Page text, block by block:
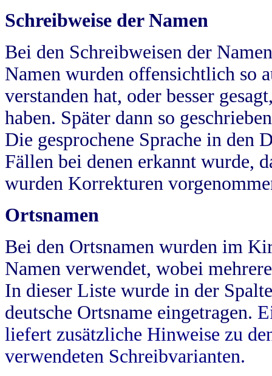
Schreibweise der Namen
Bei den Schreibweisen der
Namen wurden offensichtlich so
verstanden hat, oder besser
haben. Später dann so
Die gesprochene Sprache in
Fällen bei denen erkannt wurde,
wurden Korrekturen
Ortsnamen
Bei den Ortsnamen wurden im
Namen verwendet, wobei
In dieser Liste wurde in der
deutsche Ortsname eingetragen.
liefert zusätzliche Hinweise zu
verwendeten Schreibvarianten.